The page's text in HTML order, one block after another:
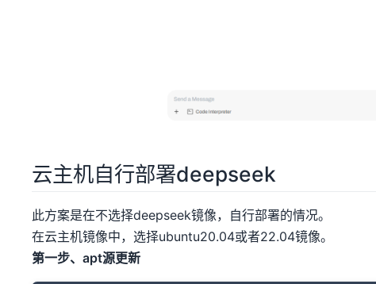
云主机自行部署deepseek
此方案是在不选择deepseek镜像，自行部署的情况。
在云主机镜像中，选择ubuntu20.04或者22.04镜像。
第一步、apt源更新